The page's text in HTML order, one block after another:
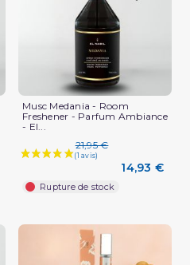
Musc Medania - Room
Freshener - Parfum Ambiance
- El...
21,95 €
14,93 €
Rupture de stock